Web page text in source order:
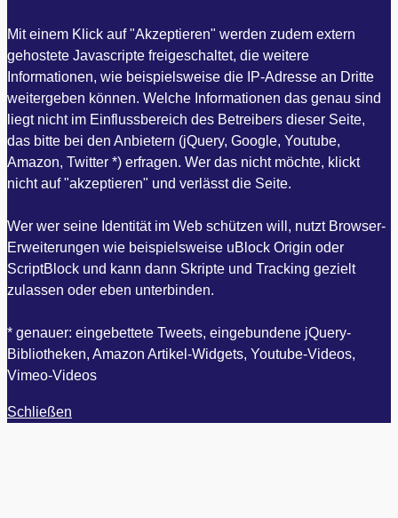
Mit einem Klick auf "Akzeptieren" werden zudem extern
gehostete Javascripte freigeschaltet, die weitere
Informationen, wie beispielsweise die IP-Adresse an Dritte
weitergeben können. Welche Informationen das genau sind
liegt nicht im Einflussbereich des Betreibers dieser Seite,
das bitte bei den Anbietern (jQuery, Google, Youtube,
Amazon, Twitter *) erfragen. Wer das nicht möchte, klickt
nicht auf "akzeptieren" und verlässt die Seite.
Wer wer seine Identität im Web schützen will, nutzt Browser-
Erweiterungen wie beispielsweise uBlock Origin oder
ScriptBlock und kann dann Skripte und Tracking gezielt
zulassen oder eben unterbinden.
* genauer: eingebettete Tweets, eingebundene jQuery-
Bibliotheken, Amazon Artikel-Widgets, Youtube-Videos,
Vimeo-Videos
Schließen